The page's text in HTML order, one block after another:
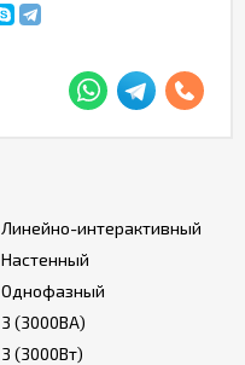
Линейно-интерактивный
Настенный
Однофазный
3 (3000ВА)
3 (3000Вт)